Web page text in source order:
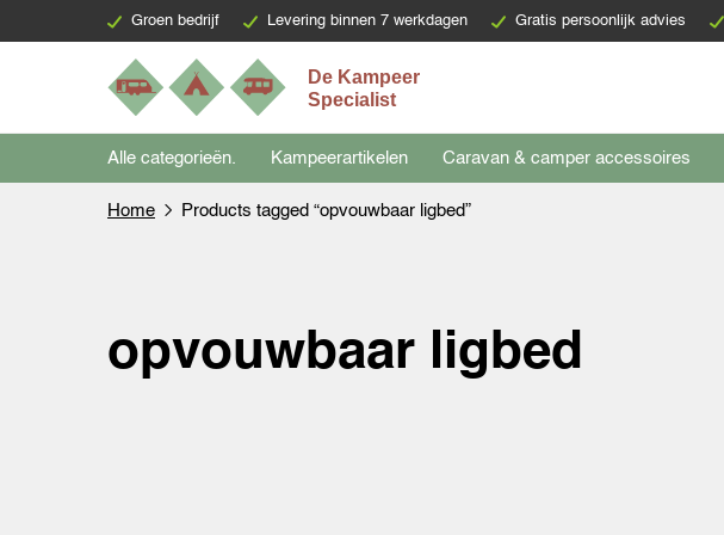
Groen bedrijf Levering binnen 7 werkdagen Gratis persoonlijk advies
Alle categorieën. Kampeerartikelen Caravan & camper accessoires
Home Products tagged “opvouwbaar ligbed”
opvouwbaar ligbed